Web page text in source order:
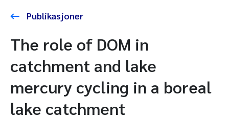
Publikasjoner
The role of DOM in
catchment and lake
mercury cycling in a boreal
lake catchment